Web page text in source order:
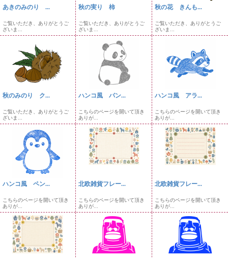
あきのみのり ...
ご覧いただき、ありがとうご
ざいま...
秋の実り 柿
ご覧いただき、ありがとうご
ざいま...
秋の花 きんも...
ご覧いただき、ありがとうご
ざいま...
秋のみのり ク...
ご覧いただき、ありがとうご
ざいま...
ハンコ風 パン...
こちらのページを開いて頂き
ありが...
ハンコ風 アラ...
こちらのページを開いて頂き
ありが...
ハンコ風 ペン...
こちらのページを開いて頂き
ありが...
北欧雑貨フレー...
こちらのページを開いて頂き
ありが...
北欧雑貨フレー...
こちらのページを開いて頂き
ありが...